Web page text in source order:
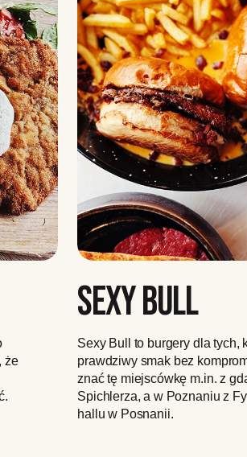
że
SEXY BULL
Sexy Bull to burgery dla tych,
prawdziwy smak bez
znać tę miejscówkę m.in. z
Spichlerza, a w Poznaniu z
hallu w Posnanii.